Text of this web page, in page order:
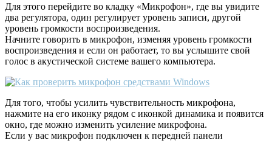
Для этого перейдите во кладку «Микрофон», где вы увидите
два регулятора, один регулирует уровень записи, другой
уровень громкости воспроизведения.
Начните говорить в микрофон, изменяя уровень громкости
воспроизведения и если он работает, то вы услышите свой
голос в акустической системе вашего компьютера.
Для того, чтобы усилить чувствительность микрофона,
нажмите на его иконку рядом с иконкой динамика и появится
окно, где можно изменить усиление микрофона.
Если у вас микрофон подключен к передней панели